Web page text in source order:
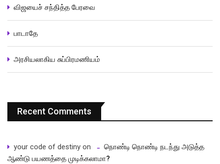
விஜயைச் சந்தித்த பேரவை
பாடாதே
அரசியலாகிய சுப்பிரமணியம்
Recent Comments
your code of destiny on
நொண்டி நொண்டி நடந்து அடுத்த
ஆண்டு பயணத்தை முடிக்கலாமா?